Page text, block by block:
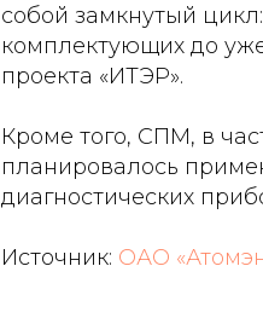
собой замкнутый
комплектующих до
проекта «ИТЭР».
Кроме того, СПМ, в
планировалось
диагностических
Источник: ОАО